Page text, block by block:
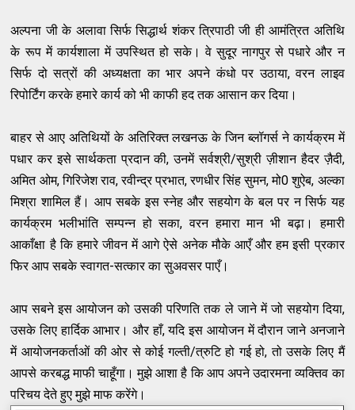
अल्पना जी के अलावा सिर्फ सिद्धार्थ शंकर त्रिपाठी जी ही आमंत्रित अतिथि
के रूप में कार्यशाला में उपस्थित हो सके। वे सुदूर नागपुर से पधारे और न
सिर्फ दो सत्रों की अध्यक्षता का भार अपने कंधो पर उठाया, वरन लाइव
रिपोर्टिंग करके हमारे कार्य को भी काफी हद तक आसान कर दिया।
बाहर से आए अतिथियों के अतिरिक्त लखनऊ के जिन ब्लॉगर्स ने कार्यक्रम में
पधार कर इसे सार्थकता प्रदान की, उनमें सर्वश्री/सुश्री ज़ीशान हैदर ज़ैदी,
अमित ओम, गिरिजेश राव, रवीन्द्र प्रभात, रणधीर सिंह सुमन, मो0 शुऐब, अल्का
मिश्रा शामिल हैं। आप सबके इस स्नेह और सहयोग के बल पर न सिर्फ यह
कार्यक्रम भलीभांति सम्पन्न हो सका, वरन हमारा मान भी बढ़ा। हमारी
आकाँक्षा है कि हमारे जीवन में आगे ऐसे अनेक मौके आएँ और हम इसी प्रकार
फिर आप सबके स्वागत-सत्कार का सुअवसर पाएँ।
आप सबने इस आयोजन को उसकी परिणति तक ले जाने में जो सहयोग दिया,
उसके लिए हार्दिक आभार। और हाँ, यदि इस आयोजन में दौरान जाने अनजाने
में आयोजनकर्ताओं की ओर से कोई गल्ती/त्रुटि हो गई हो, तो उसके लिए मैं
आपसे करबद्ध माफी चाहूँगा। मुझे आशा है कि आप अपने उदारमना व्यक्तिव का
परिचय देते हुए मुझे माफ करेंगे।